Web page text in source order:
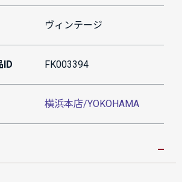
ヴィンテージ
ID FK003394
横浜本店/YOKOHAMA